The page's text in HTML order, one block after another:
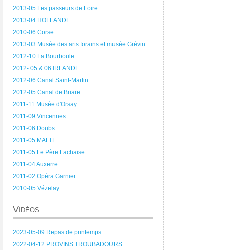
2013-05 Les passeurs de Loire
2013-04 HOLLANDE
2010-06 Corse
2013-03 Musée des arts forains et musée Grévin
2012-10 La Bourboule
2012- 05 & 06 IRLANDE
2012-06 Canal Saint-Martin
2012-05 Canal de Briare
2011-11 Musée d'Orsay
2011-09 Vincennes
2011-06 Doubs
2011-05 MALTE
2011-05 Le Père Lachaise
2011-04 Auxerre
2011-02 Opéra Garnier
2010-05 Vézelay
Vidéos
2023-05-09 Repas de printemps
2022-04-12 PROVINS TROUBADOURS